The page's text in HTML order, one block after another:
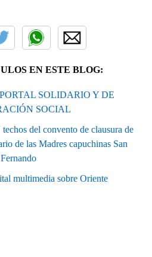
EN ESTE BLOG:
SOLIDARIO Y DE
SOCIAL
del convento de clausura de
de las Madres capuchinas San
Fernando
multimedia sobre Oriente